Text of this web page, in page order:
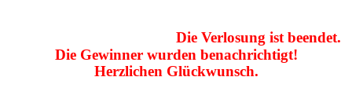
Die Verlosung ist beendet.
DieGewinner wurden benachrichtigt!
Herzlichen Glückwunsch.